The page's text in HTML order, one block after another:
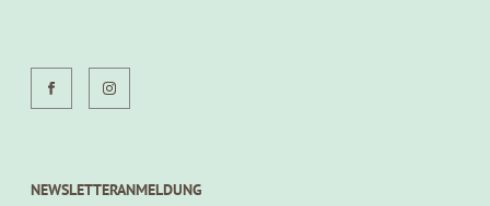
NEWSLETTERANMELDUNG